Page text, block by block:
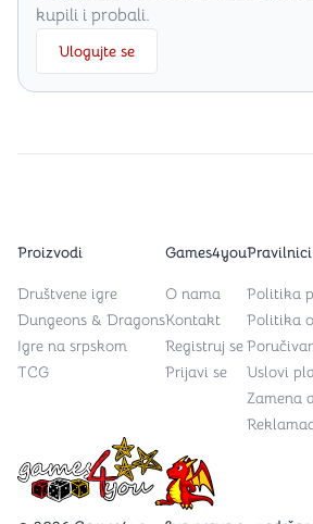
kupili i probali.
Ulogujte se
Games4you logo
Proizvodi
Društvene igre
Dungeons & Dragons
Igre na srpskom
TCG
Games4you
O nama
Kontakt
Registruj se
Prijavi se
Pravilnici
Politika
Politika
Uslovi
Zamena